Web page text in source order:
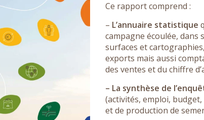
Ce rapport comprend :
– L’annuaire statistique
campagne écoulée, dans
surfaces et
exports mais aussi
des ventes et du chiffre
– La synthèse de
(activités, emploi,
et de production de